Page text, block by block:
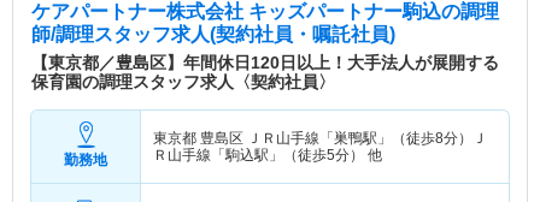
ケアパートナー株式会社 キッズパートナー駒込の調理
師/調理スタッフ求人(契約社員・嘱託社員)
【東京都／豊島区】年間休日120日以上！大手法人が展開する
保育園の調理スタッフ求人〈契約社員〉
勤務地
東京都 豊島区 ＪＲ山手線「巣鴨駅」（徒歩8分）Ｊ
Ｒ山手線「駒込駅」（徒歩5分） 他